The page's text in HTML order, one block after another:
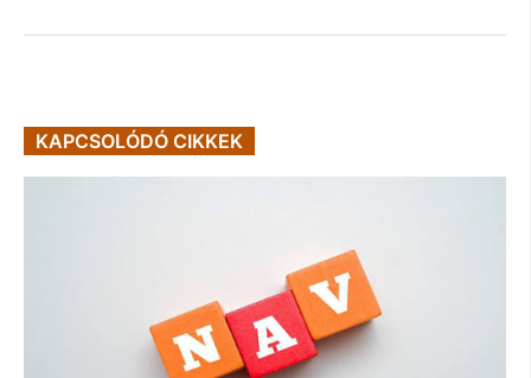
KAPCSOLÓDÓ CIKKEK